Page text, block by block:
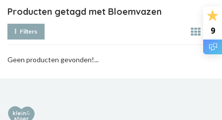
9
Producten getagd met Bloemvazen
Filters
Geen producten gevonden!...